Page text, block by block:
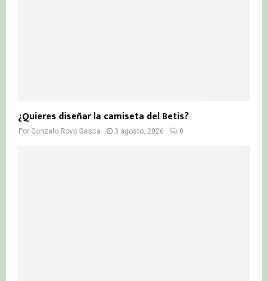
¿Quieres diseñar la camiseta del Betis?
Por Gonzalo Royo Gasca 3 agosto, 2026 0